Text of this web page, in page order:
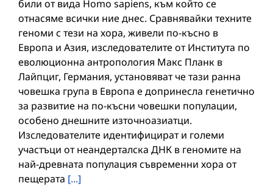
били от вида Homo sapiens, към който се
отнасяме всички ние днес. Сравнявайки техните
геноми с тези на хора, живели по-късно в
Европа и Азия, изследователите от Института по
еволюционна антропология Макс Планк в
Лайпциг, Германия, установяват че тази ранна
човешка група в Европа е допринесла генетично
за развитие на по-късни човешки популации,
особено днешните източноазиатци.
Изследователите идентифицират и големи
участъци от неандерталска ДНК в геномите на
най-древната популация съвременни хора от
пещерата [...]